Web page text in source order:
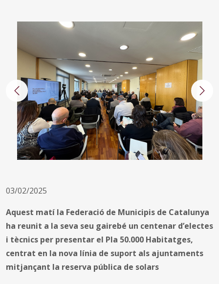
Anterior
03/02/2025
Aquest matí la Federació de Municipis de Catalunya
ha reunit a la seva seu gairebé un centenar d’electes
i tècnics per presentar el Pla 50.000 Habitatges,
centrat en la nova línia de suport als ajuntaments
mitjançant la reserva pública de solars